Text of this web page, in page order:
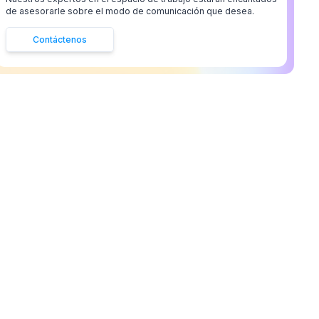
de asesorarle sobre el modo de comunicación que desea.
Contáctenos